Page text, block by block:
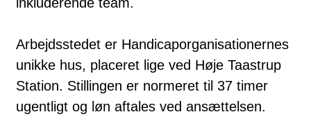
Arbejdsstedet er Handicaporganisationernes
unikke hus, placeret lige ved Høje Taastrup
Station. Stillingen er normeret til 37 timer
ugentligt og løn aftales ved ansættelsen.